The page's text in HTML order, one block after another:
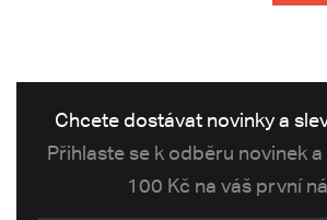
Chcete dostávat novinky a
Přihlaste se k odběru novinek a
100 Kč na váš první